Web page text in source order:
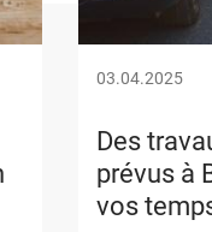
03.04.2025
Des
prévus à
vos